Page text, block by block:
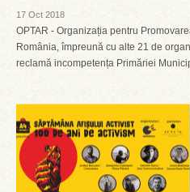
17 Oct 2018
OPTAR - Organizația pentru
România, împreună cu alte 21 de
reclamă incompetența Primăriei